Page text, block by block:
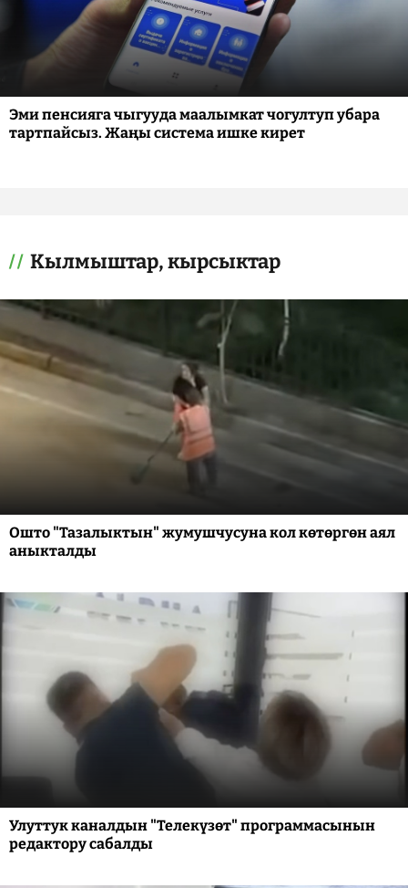
Эми пенсияга чыгууда маалымкат чогултуп убара
тартпайсыз. Жаңы система ишке кирет
Кылмыштар, кырсыктар
Ошто "Тазалыктын" жумушчусуна кол көтөргөн аял
аныкталды
Улуттук каналдын "Телекүзөт" программасынын
редактору сабалды